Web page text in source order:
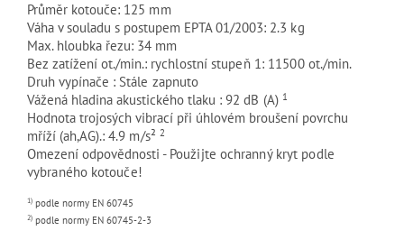
Průměr kotouče: 125 mm
Váha v souladu s postupem EPTA 01/2003: 2.3 kg
Max. hloubka řezu: 34 mm
Bez zatížení ot./min.: rychlostní stupeň 1: 11500 ot./min.
Druh vypínače : Stále zapnuto
Vážená hladina akustického tlaku : 92 dB (A) 1
Hodnota trojosých vibrací při úhlovém broušení povrchu
mříží (ah,AG).: 4.9 m/s² 2
Omezení odpovědnosti - Použijte ochranný kryt podle
vybraného kotouče!
1) podle normy EN 60745
2) podle normy EN 60745-2-3